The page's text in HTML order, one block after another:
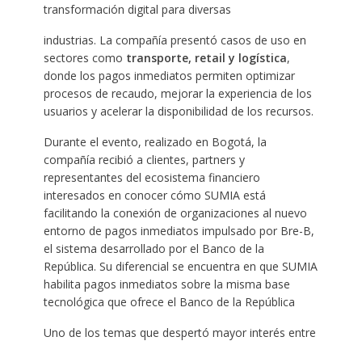
transformación digital para diversas
industrias. La compañía presentó casos de uso en
sectores como transporte, retail y logística,
donde los pagos inmediatos permiten optimizar
procesos de recaudo, mejorar la experiencia de los
usuarios y acelerar la disponibilidad de los recursos.
Durante el evento, realizado en Bogotá, la
compañía recibió a clientes, partners y
representantes del ecosistema financiero
interesados en conocer cómo SUMIA está
facilitando la conexión de organizaciones al nuevo
entorno de pagos inmediatos impulsado por Bre-B,
el sistema desarrollado por el Banco de la
República. Su diferencial se encuentra en que SUMIA
habilita pagos inmediatos sobre la misma base
tecnológica que ofrece el Banco de la República
Uno de los temas que despertó mayor interés entre